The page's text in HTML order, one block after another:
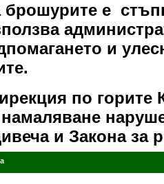
брошурите е
и
по
и Закона за